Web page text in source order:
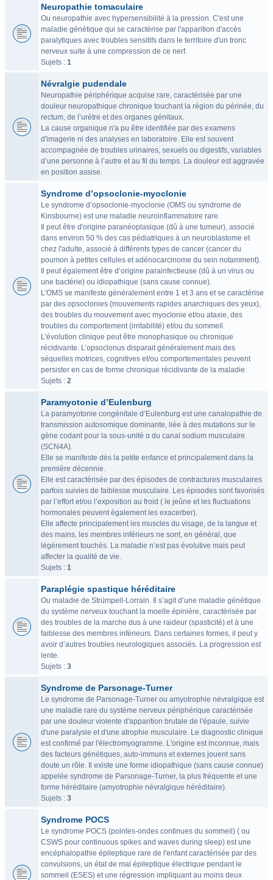
Neuropathie tomaculaire
Ou neuropathie avec hypersensibilité à la pression. C'est une
maladie génétique qui se caractérise par l'apparition d'accès
paralytiques avec troubles sensitifs dans le territoire d'un tronc
nerveux suite à une compression de ce nerf.
Sujets : 1
Névralgie pudendale
Neuropathie périphérique acquise rare, caractérisée par une
douleur neuropathique chronique touchant la région du périnée, du
rectum, de l’urètre et des organes génitaux.
La cause organique n'a pu être identifiée par des examens
d'imagerie ni des analyses en laboratoire. Elle est souvent
accompagnée de troubles urinaires, sexuels ou digestifs, variables
d’une personne à l’autre et au fil du temps. La douleur est aggravée
en position assise.
Syndrome d’opsoclonie-myoclonie
Le syndrome d’opsoclonie-myoclonie (OMS ou syndrome de
Kinsbourne) est une maladie neuroinflammatoire rare.
Il peut être d'origine paranéoplasique (dû à une tumeur), associé
dans environ 50 % des cas pédiatriques à un neuroblastome et
chez l'adulte, associé à différents types de cancer (cancer du
poumon à petites cellules et adénocarcinome du sein notamment).
Il peut également être d’origine parainfectieuse (dû à un virus ou
une bactérie) ou idiopathique (sans cause connue).
L'OMS se manifeste généralement entre 1 et 3 ans et se caractérise
par des opsoclonies (mouvements rapides anarchiques des yeux),
des troubles du mouvement avec myoclonie et/ou ataxie, des
troubles du comportement (irritabilité) et/ou du sommeil.
L'évolution clinique peut être monophasique ou chronique
récidivante. L’opsoclonus disparait généralement mais des
séquelles motrices, cognitives et/ou comportementales peuvent
persister en cas de forme chronique récidivante de la maladie.
Sujets : 2
Paramyotonie d’Eulenburg
La paramyotonie congénitale d’Eulenburg est une canalopathie de
transmission autosomique dominante, liée à des mutations sur le
gène codant pour la sous-unité α du canal sodium musculaire
(SCN4A).
Elle se manifeste dès la petite enfance et principalement dans la
première décennie.
Elle est caractérisée par des épisodes de contractures musculaires
parfois suivies de faiblesse musculaire. Les épisodes sont favorisés
par l’effort et/ou l’exposition au froid ( le jeûne et les fluctuations
hormonales peuvent également les exacerber).
Elle affecte principalement les muscles du visage, de la langue et
des mains, les membres inférieurs ne sont, en général, que
légèrement touchés. La maladie n’est pas évolutive mais peut
affecter la qualité de vie.
Sujets : 1
Paraplégie spastique héréditaire
Ou maladie de Strümpell-Lorrain. Il s’agit d’une maladie génétique
du système nerveux touchant la moelle épinière, caractérisée par
des troubles de la marche dus à une raideur (spasticité) et à une
faiblesse des membres inférieurs. Dans certaines formes, il peut y
avoir d’autres troubles neurologiques associés. La progression est
lente.
Sujets : 3
Syndrome de Parsonage-Turner
Le syndrome de Parsonage-Turner ou amyotrophie névralgique est
une maladie rare du système nerveux périphérique caractérisée
par une douleur violente d'apparition brutale de l'épaule, suivie
d'une paralysie et d'une atrophie musculaire. Le diagnostic clinique
est confirmé par l'électromyogramme. L'origine est inconnue, mais
des facteurs génétiques, auto-immuns et externes jouent sans
doute un rôle. Il existe une forme idiopathique (sans cause connue)
appelée syndrome de Parsonage-Turner, la plus fréquente et une
forme héréditaire (amyotrophie névralgique héréditaire).
Sujets : 3
Syndrome POCS
Le syndrome POCS (pointes-ondes continues du sommeil) ( ou
CSWS pour continuous spikes and waves during sleep) est une
encéphalopathie épileptique rare de l'enfant caractérisée par des
convulsions, un état de mal épileptique électrique pendant le
sommeil (ESES) et une régression impliquant au moins deux